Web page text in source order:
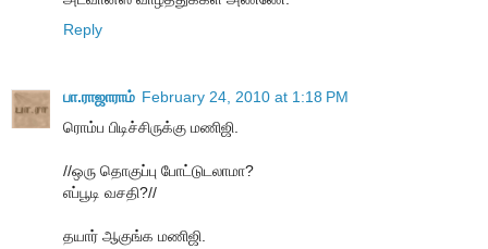
Reply
பா.ராஜாராம் February 24, 2010 at 1:18 PM
ரொம்ப பிடிச்சிருக்கு மணிஜி.
//ஒரு தொகுப்பு போட்டுடலாமா?
எப்பூடி வசதி?//
தயார் ஆகுங்க மணிஜி.